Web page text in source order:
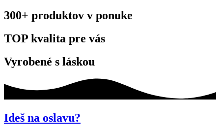
300+ produktov v ponuke
TOP kvalita pre vás
Vyrobené s láskou
Ideš na oslavu?